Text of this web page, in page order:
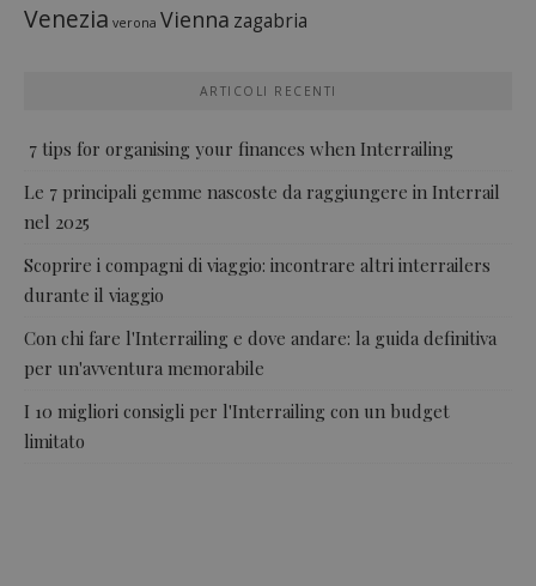
Venezia verona Vienna zagabria
ARTICOLI RECENTI
7 tips for organising your finances when Interrailing
Le 7 principali gemme nascoste da raggiungere in Interrail
nel 2025
Scoprire i compagni di viaggio: incontrare altri interrailers
durante il viaggio
Con chi fare l'Interrailing e dove andare: la guida definitiva
per un'avventura memorabile
I 10 migliori consigli per l'Interrailing con un budget
limitato